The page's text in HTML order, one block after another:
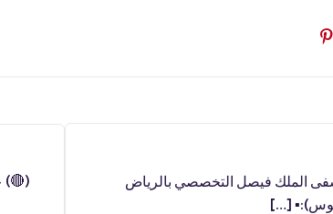
الملك فيصل التخصصي بالرياض
[…]
(🔴)